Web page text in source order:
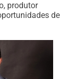
produtor
de